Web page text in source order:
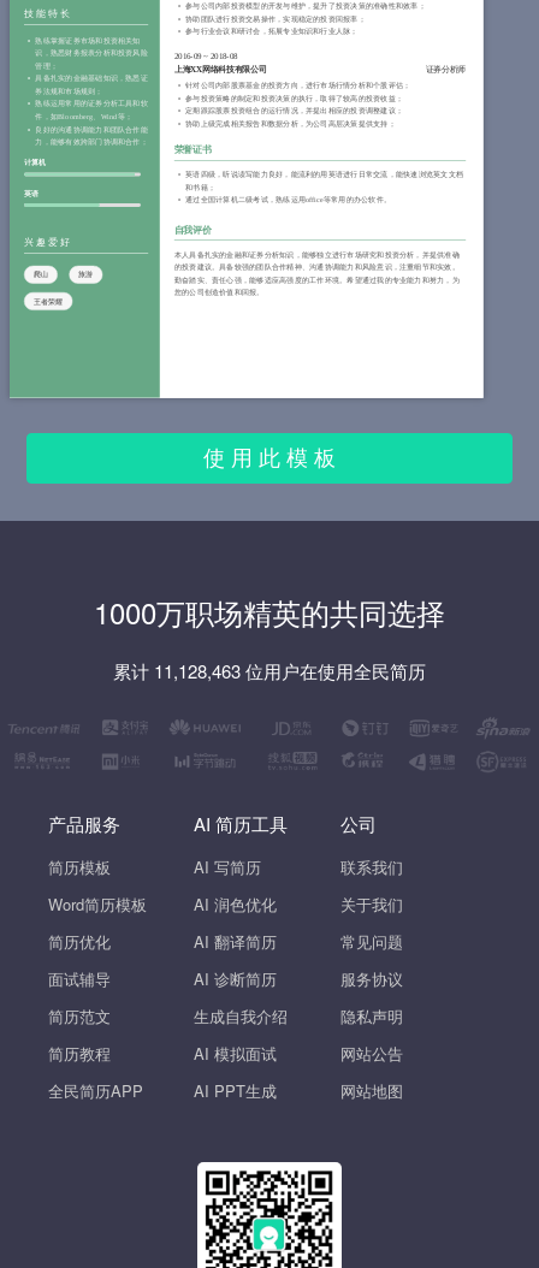
技能特长
熟练掌握证券市场和投资相关知
识，熟悉财务报表分析和投资风险
管理；
具备扎实的金融基础知识，熟悉证
券法规和市场规则；
熟练运用常用的证券分析工具和软
件，如Bloomberg、Wind等；
良好的沟通协调能力和团队合作能
力，能够有效跨部门协调和合作；
计算机
英语
兴趣爱好
爬山 旅游
王者荣耀
参与公司内部投资模型的开发与维护，提升了投资决策的准确性和效率；
协助团队进行投资交易操作，实现稳定的投资回报率；
参与行业会议和研讨会，拓展专业知识和行业人脉；
2016-09~ 2018-08
上海XX网络科技有限公司
证券分析师
针对公司内部股票基金的投资方向，进行市场行情分析和个股评估；
参与投资策略的制定和投资决策的执行，取得了较高的投资收益；
定期跟踪股票投资组合的运行情况，并提出相应的投资调整建议；
协助上级完成相关报告和数据分析，为公司高层决策提供支持；
荣誉证书
英语四级，听说读写能力良好，能流利的用英语进行日常交流，能快速浏览英文文档
和书籍；
通过全国计算机二级考试，熟练运用office等常用的办公软件。
自我评价
本人具备扎实的金融和证券分析知识，能够独立进行市场研究和投资分析，并提供准确
的投资建议。具备较强的团队合作精神、沟通协调能力和风险意识，注重细节和实效。
勤奋踏实、责任心强，能够适应高强度的工作环境。希望通过我的专业能力和努力，为
您的公司创造价值和回报。
使 用 此 模 板
1000万职场精英的共同选择
累计 11,128,463 位用户在使用全民简历
产品服务
简历模板
Word简历模板
简历优化
面试辅导
简历范文
简历教程
全民简历APP
AI 简历工具
AI 写简历
AI 润色优化
AI 翻译简历
AI 诊断简历
生成自我介绍
AI 模拟面试
AI PPT生成
公司
联系我们
关于我们
常见问题
服务协议
隐私声明
网站公告
网站地图